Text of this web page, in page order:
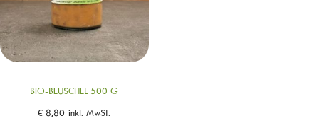
BIO-BEUSCHEL 500 G
€ 8,80 inkl. MwSt.